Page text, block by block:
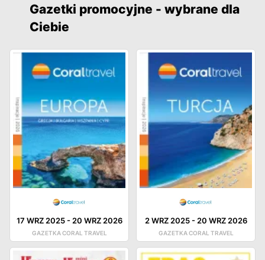
Gazetki promocyjne - wybrane dla
Ciebie
17 WRZ 2025- 20 WRZ 2026
GAZETKA CORAL TRAVEL
2 WRZ 2025- 20 WRZ 2026
GAZETKA CORAL TRAVEL